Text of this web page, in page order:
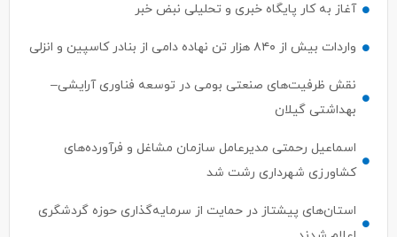
آغاز به کار پایگاه خبری و تحلیلی نبض خبر
واردات بیش از ۸۴۰ هزار تن نهاده دامی از بنادر كاسپین و انزلی
نقش ظرفیت‌های صنعتی بومی در توسعه فناوری آرایشی–
بهداشتی گیلان
اسماعیل رحمتی مدیرعامل سازمان مشاغل و فرآورده‌های
کشاورزی شهرداری رشت شد
استان‌های پیشتاز در حمایت از سرمایه‌گذاری حوزه گردشگری